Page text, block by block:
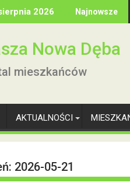
2026 Najnowsze
Nowa Dęba
mieszkańców
AKTUALNOŚCI
2026-05-21